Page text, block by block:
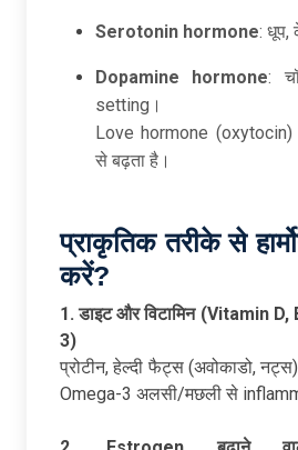
Serotonin hormone: धूप,
Dopamine hormone:
setting।
Love hormone
से बढ़ता है।
प्राकृतिकतरीकेसे
करें?
1. डाइटऔरविटामिन (Vitamin
3)
प्रोटीन, हेल्दी फैट्स (अवोकाडो,
Omega-3 अलसी/मछली से